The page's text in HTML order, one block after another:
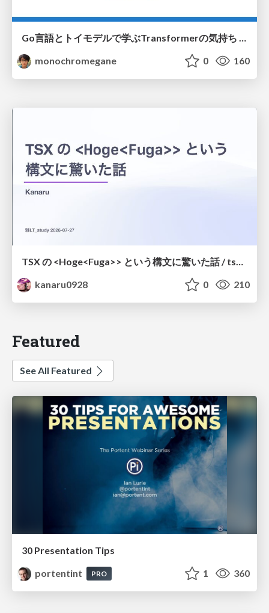
Go言語とトイモデルで学ぶTransformerの気持ち / fukuokago23-transformer
monochromegane
0 160
TSX の <Hoge<Fuga>> という構文に驚いた話 / tsx-type-argument-syntax
kanaru0928
0 210
Featured
See All Featured
30 Presentation Tips
portentint
PRO 1 360